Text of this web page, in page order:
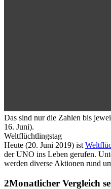
Das sind nur die Zahlen bis
16. Juni).
Weltflüchtlingstag
Heute (20. Juni 2019) ist
der UNO ins Leben gerufen.
werden diverse Aktionen rund
Monatlicher Vergleich